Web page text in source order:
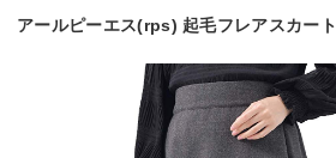
アールピーエス(rps) 起毛フレアスカート